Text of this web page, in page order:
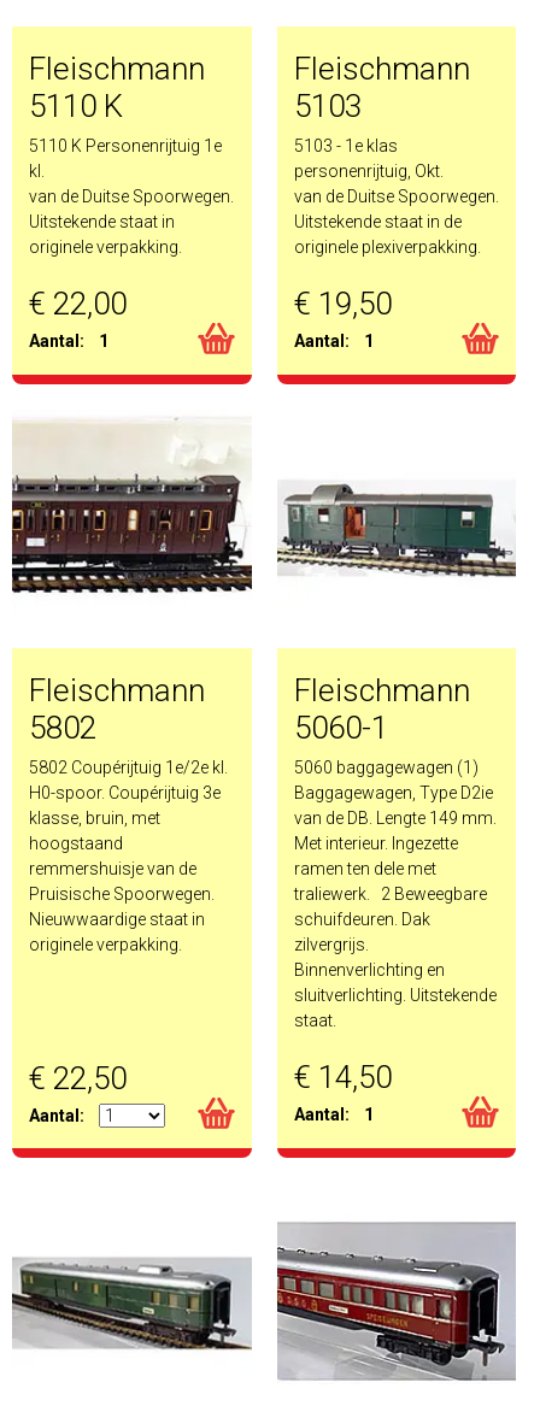
Fleischmann
5110 K
5110 K Personenrijtuig 1e
kl.
van de Duitse Spoorwegen.
Uitstekende staat in
originele verpakking.
€ 22,00
Aantal: 1
Fleischmann
5103
5103 - 1e klas
personenrijtuig, Okt.
van de Duitse Spoorwegen.
Uitstekende staat in de
originele plexiverpakking.
€ 19,50
Aantal: 1
Fleischmann
5802
5802 Coupérijtuig 1e/2e kl.
H0-spoor. Coupérijtuig 3e
klasse, bruin, met
hoogstaand
remmershuisje van de
Pruisische Spoorwegen.
Nieuwwaardige staat in
originele verpakking.
€ 22,50
Aantal:
Fleischmann
5060-1
5060 baggagewagen (1)
Baggagewagen, Type D2ie
van de DB. Lengte 149 mm.
Met interieur. Ingezette
ramen ten dele met
traliewerk. 2 Beweegbare
schuifdeuren. Dak
zilvergrijs.
Binnenverlichting en
sluitverlichting. Uitstekende
staat.
€ 14,50
Aantal: 1